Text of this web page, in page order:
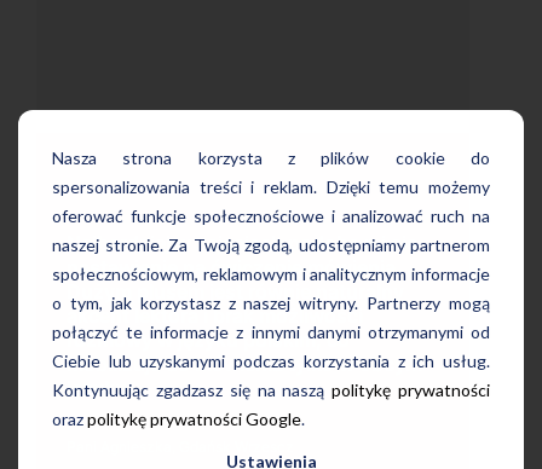
Nasza strona korzysta z plików cookie do
spersonalizowania treści i reklam. Dzięki temu możemy
oferować funkcje społecznościowe i analizować ruch na
naszej stronie. Za Twoją zgodą, udostępniamy partnerom
społecznościowym, reklamowym i analitycznym informacje
o tym, jak korzystasz z naszej witryny. Partnerzy mogą
połączyć te informacje z innymi danymi otrzymanymi od
Ciebie lub uzyskanymi podczas korzystania z ich usług.
Kontynuując zgadzasz się na nasząpolitykę prywatności
orazpolitykę prywatności Google.
Ustawienia
mi się
mówienia.
naturalny
co
w obcym
bardzo zadowolona. Zajęcia z
wygodna, nowoczesna szkoła
w dogodnej lokalizacji, bo tuż przy
wyjściu z metra, mili pracownicy,
bardzo konkurencyjna cena kursu i
najlepsza Pani manager, która służy
pomocą w każdej chwili! Polecam!
Pani Małgrzata, Warszawa Metro Świętokrzyska